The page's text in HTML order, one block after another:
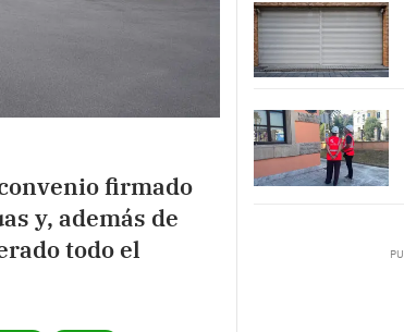
firmado
y, además de
todo el